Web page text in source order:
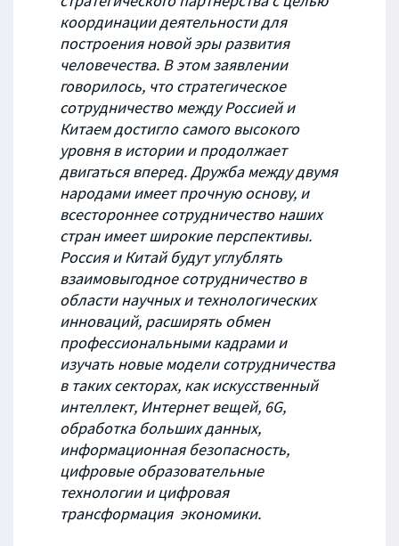
координации деятельности для
построения новой эры развития
человечества. В этом заявлении
говорилось, что стратегическое
сотрудничество между Россией и
Китаем достигло самого высокого
уровня в истории и продолжает
двигаться вперед. Дружба между двумя
народами имеет прочную основу, и
всестороннее сотрудничество наших
стран имеет широкие перспективы.
Россия и Китай будут углублять
взаимовыгодное сотрудничество в
области научных и технологических
инноваций, расширять обмен
профессиональными кадрами и
изучать новые модели сотрудничества
в таких секторах, как искусственный
интеллект, Интернет вещей, 6G,
обработка больших данных,
информационная безопасность,
цифровые образовательные
технологии и цифровая
трансформация экономики.